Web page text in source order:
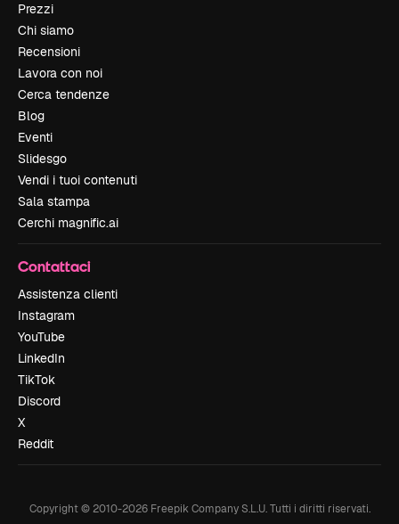
Prezzi
Chi siamo
Recensioni
Lavora con noi
Cerca tendenze
Blog
Eventi
Slidesgo
Vendi i tuoi contenuti
Sala stampa
Cerchi magnific.ai
Contattaci
Assistenza clienti
Instagram
YouTube
LinkedIn
TikTok
Discord
X
Reddit
Copyright © 2010-2026Freepik Company S.L.U. Tutti i diritti riservati.